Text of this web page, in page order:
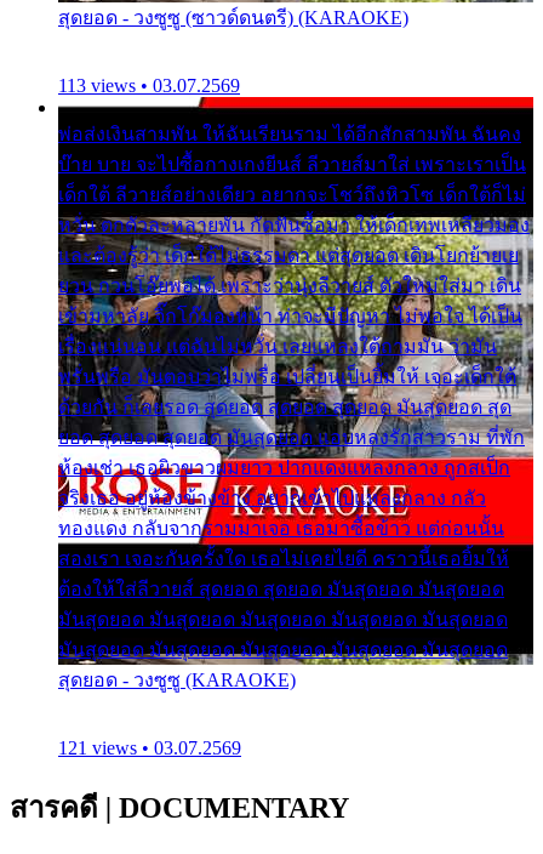
สุดยอด - วงซูซู (ซาวด์ดนตรี) (KARAOKE)
113 views • 03.07.2569
พ่อส่งเงินสามพัน ให้ฉันเรียนราม ได้อีกสักสามพัน ฉันคง
บ๊าย บาย จะไปซื้อกางเกงยีนส์ ลีวายส์มาใส่ เพราะเราเป็น
เด็กใต้ ลีวายส์อย่างเดียว อยากจะโชว์ถึงหิวโซ เด็กใต้ก็ไม่
หวั่น ตกตัวละหลายพัน กัดฟันซื้อมา ให้เด็กเทพเหลียวมอง
และต้องรู้ว่า เด็กใต้ไม่ธรรมดา แต่สุดยอด เดินโยกย้ายเย
ยวน กวนโอ๊ยพอได้ เพราะว่านุ่งลีวายส์ ตัวใหม่ใส่มา เดิน
เข้ามหาลัย จิ๊กโก๊มองหน้า ท่าจะมีปัญหา ไม่พอใจ ได้เป็น
เรื่องแน่นอน แต่ฉันไม่หวั่น เลยแหลงใต้ถามมัน ว่ามัน
พรั่นพรือ มันตอบว่าไม่พรื่อ เปลี่ยนเป็นยิ้มให้ เจอะเด็กใต้
ด้วยกัน ก็เลยรอด สุดยอด สุดยอด สุดยอด มันสุดยอด สุด
ยอด สุดยอด สุดยอด มันสุดยอด แอบหลงรักสาวราม ที่พัก
ห้องเช่า เธอผิวขาวผมยาว ปากแดงแหลงกลาง ถูกสเป็ก
จริงเธอ อยู่ห้องข้างข้าง อยากเข้าไปแหลงกลาง กลัว
ทองแดง กลับจากรามมาเจอ เธอมาซื้อข้าว แต่ก่อนนั้น
สองเรา เจอะกันครั้งใด เธอไม่เคยไยดี คราวนี้เธอยิ้มให้
ต้องให้ใส่ลีวายส์ สุดยอด สุดยอด มันสุดยอด มันสุดยอด
มันสุดยอด มันสุดยอด มันสุดยอด มันสุดยอด มันสุดยอด
มันสุดยอด มันสุดยอด มันสุดยอด มันสุดยอด มันสุดยอด
สุดยอด - วงซูซู (KARAOKE)
121 views • 03.07.2569
สารคดี | DOCUMENTARY